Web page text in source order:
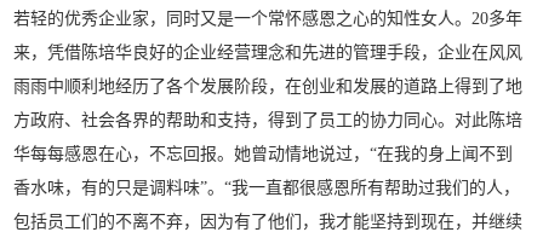
若轻的优秀企业家，同时又是一个常怀感恩之心的知性女人。20多年
来，凭借陈培华良好的企业经营理念和先进的管理手段，企业在风风
雨雨中顺利地经历了各个发展阶段，在创业和发展的道路上得到了地
方政府、社会各界的帮助和支持，得到了员工的协力同心。对此陈培
华每每感恩在心，不忘回报。她曾动情地说过，“在我的身上闻不到
香水味，有的只是调料味”。“我一直都很感恩所有帮助过我们的人，
包括员工们的不离不弃，因为有了他们，我才能坚持到现在，并继续